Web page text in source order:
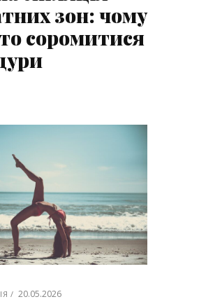
зон: чому
соромитися
20.05.2026